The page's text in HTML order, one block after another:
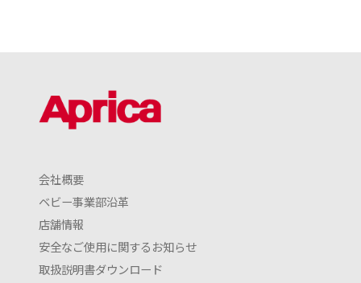
会社概要
ベビー事業部沿革
店舗情報
安全なご使用に関するお知らせ
取扱説明書ダウンロード